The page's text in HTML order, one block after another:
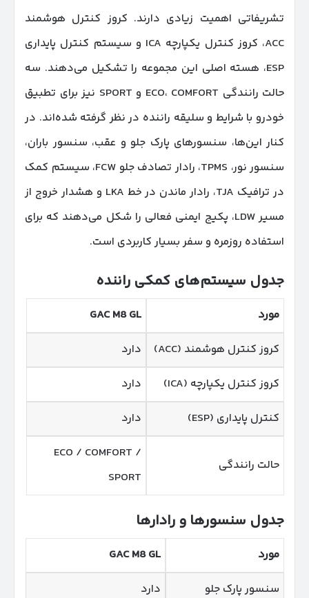
تشریفاتی اهمیت زیادی دارند. کروز کنترل هوشمند
ACC، کروز کنترل یکپارچه ICA و سیستم کنترل پایداری
ESP، هسته اصلی این مجموعه را تشکیل می‌دهند. سه
حالت رانندگی ECO، COMFORT و SPORT نیز برای تطبیق
خودرو با شرایط و سلیقه راننده در نظر گرفته شده‌اند. در
کنار این‌ها، سنسورهای پارک جلو و عقب، سنسور باران،
سنسور نور، TPMS، رادار تصادف جلو FCW، سیستم کمک
در ترافیک TJA، رادار ماندن در خط LKA و هشدار خروج از
مسیر LDW، پکیج ایمنی فعالی را شکل می‌دهند که برای
استفاده روزمره و سفر بسیار کاربردی است.
جدول سیستم‌های کمکی راننده
مورد
GAC M8 GL
کروز کنترل هوشمند (ACC)
دارد
کروز کنترل یکپارچه (ICA)
دارد
کنترل پایداری (ESP)
دارد
حالت رانندگی
ECO / COMFORT /
SPORT
جدول سنسورها و رادارها
مورد
GAC M8 GL
سنسور پارک جلو
دارد